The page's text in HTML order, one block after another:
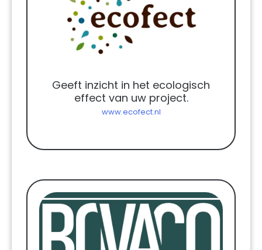
Geeft inzicht in het ecologisch
effect van uw project.
www.ecofect.nl